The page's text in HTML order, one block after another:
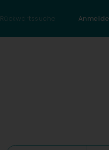
Rückwärtssuche